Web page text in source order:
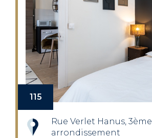
115
Rue Verlet Hanus, 3ème
arrondissement